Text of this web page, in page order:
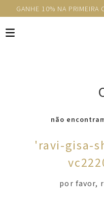
GANHE 10% NA PRIMEIRA
não
'ravi-gisa-
por favor,